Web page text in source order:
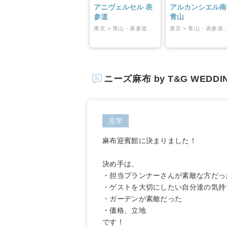
アニヴェルセル 表
参道
アルカンシエル南
青山
ニーズ麻布 by T&G
見学
麻布迎賓館に決まりました！
決め手は、
・担当プランナーさんが素敵な方だっ
・ゲストを大切にしたい自分達の気
・ガーデンが素敵だった
・価格、立地
です！